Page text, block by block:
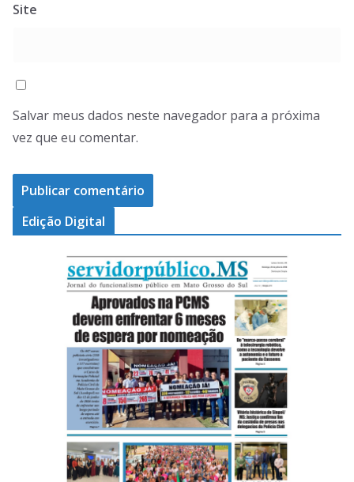
Site
Salvar meus dados neste navegador para a próxima
vez que eu comentar.
Edição Digital